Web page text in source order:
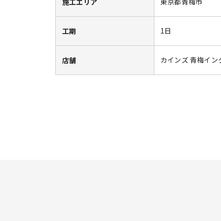
工期 1日
店舗 カインズ 青梅イン